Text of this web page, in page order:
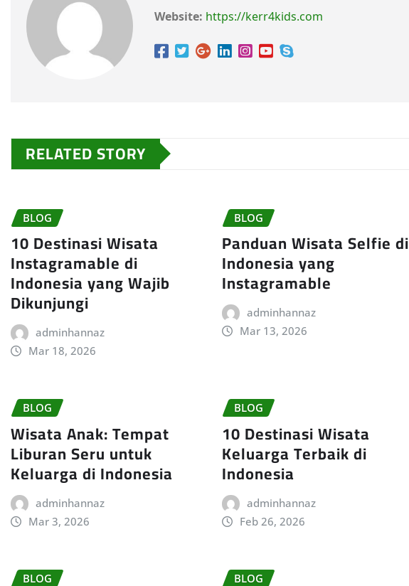
Website: https://kerr4kids.com
RELATED STORY
BLOG
10 Destinasi Wisata
Instagramable di
Indonesia yang Wajib
Dikunjungi
adminhannaz
Mar 18, 2026
BLOG
Panduan Wisata Selfie di
Indonesia yang
Instagramable
adminhannaz
Mar 13, 2026
BLOG
Wisata Anak: Tempat
Liburan Seru untuk
Keluarga di Indonesia
adminhannaz
Mar 3, 2026
BLOG
10 Destinasi Wisata
Keluarga Terbaik di
Indonesia
adminhannaz
Feb 26, 2026
BLOG BLOG